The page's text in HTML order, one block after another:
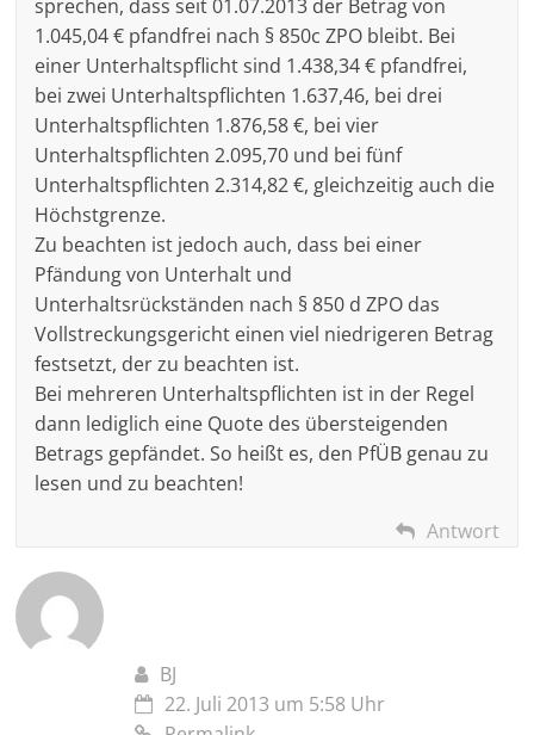
sprechen, dass seit 01.07.2013 der Betrag von
1.045,04 € pfandfrei nach § 850c ZPO bleibt. Bei
einer Unterhaltspflicht sind 1.438,34 € pfandfrei,
bei zwei Unterhaltspflichten 1.637,46, bei drei
Unterhaltspflichten 1.876,58 €, bei vier
Unterhaltspflichten 2.095,70 und bei fünf
Unterhaltspflichten 2.314,82 €, gleichzeitig auch die
Höchstgrenze.
Zu beachten ist jedoch auch, dass bei einer
Pfändung von Unterhalt und
Unterhaltsrückständen nach § 850 d ZPO das
Vollstreckungsgericht einen viel niedrigeren Betrag
festsetzt, der zu beachten ist.
Bei mehreren Unterhaltspflichten ist in der Regel
dann lediglich eine Quote des übersteigenden
Betrags gepfändet. So heißt es, den PfÜB genau zu
lesen und zu beachten!
Antwort
BJ
22. Juli 2013 um 5:58 Uhr